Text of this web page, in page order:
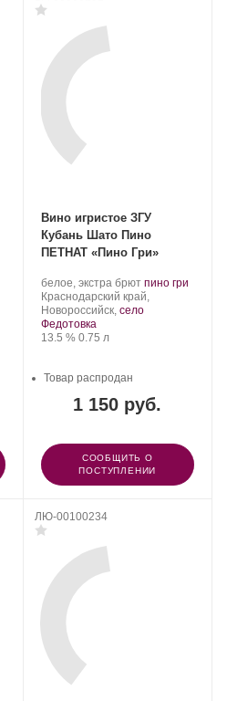
Вино игристое ЗГУ
Кубань Шато Пино
ПЕТНАТ «Пино Гри»
Производитель:
Шато
Пино.
белое, экстра брют .
Сорт
винограда:
пино гри.
Регион:
Краснодарский край,
Новороссийск, село
Федотовка
Крепость
13.5 %. Объем
0.75 л
1 150 руб.
Товар распродан
СООБЩИТЬ О
ПОСТУПЛЕНИИ
ЛЮ-00100234